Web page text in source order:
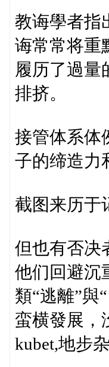
教诲學者指
诲常常将重
履历了過量
排挤。
接管体系体
子的缔造力
截图来历于
但也有否决
他们回避沉
類“逃離”與
蛮横發展，
kubet,地步